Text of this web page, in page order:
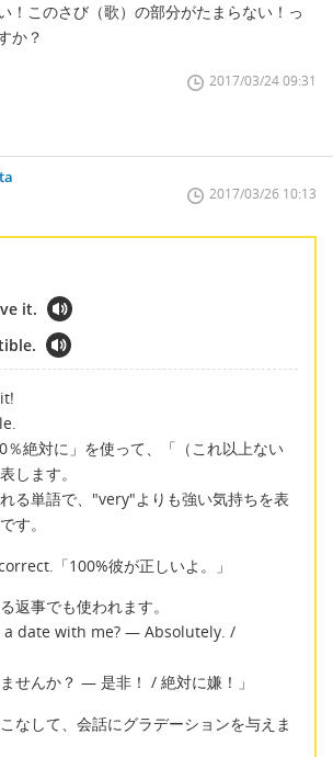
！このさび（歌）の部分がたまらない！っ
か？
2017/03/24 09:31
2017/03/26 10:13
it.
絶対に」を使って、「（これ以上ない
します。
る単語で、"very"よりも強い気持ちを表
す。
「100%彼が正しいよ。」
返事でも使われます。
a date with me? ― Absolutely. /
せんか？ ― 是非！ / 絶対に嫌！」
なして、会話にグラデーションを与えま